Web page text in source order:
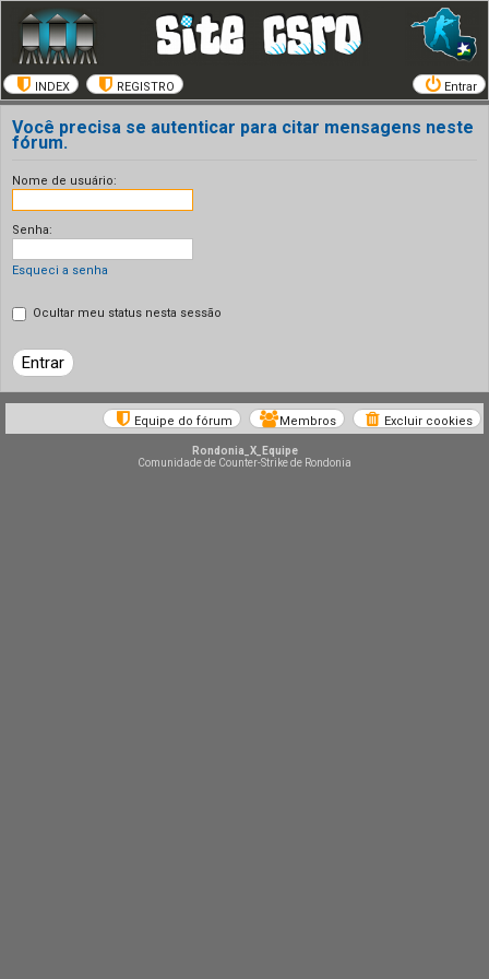
INDEX REGISTRO Entrar
Você precisa se autenticar para citar mensagens neste
fórum.
Nome de usuário:
Senha:
Esqueci a senha
Ocultar meu status nesta sessão
Excluir cookies
Membros
Equipe do fórum
Rondonia_X_Equipe
Comunidade de Counter-Strike de Rondonia